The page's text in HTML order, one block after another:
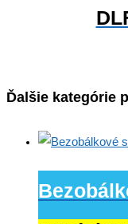
Ďalšie kategórie